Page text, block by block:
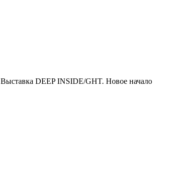
Выставка DEEP INSIDE/GHT. Новое начало